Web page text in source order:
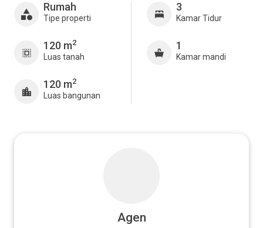
Rumah
Tipe properti
120 m2
Luas tanah
120 m2
Luas bangunan
3
Kamar Tidur
1
Kamar mandi
Agen